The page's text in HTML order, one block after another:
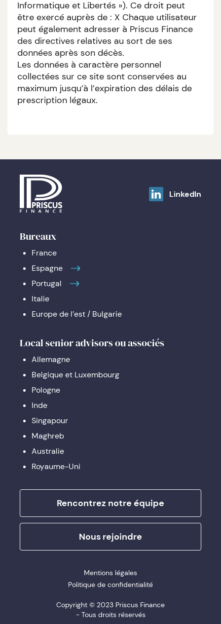
Informatique et Libertés »). Ce droit peut
être exercé auprès de : X Chaque utilisateur
peut également adresser à Priscus Finance
des directives relatives au sort de ses
données après son décès.
Les données à caractère personnel
collectées sur ce site sont conservées au
maximum jusqu’à l’expiration des délais de
prescription légaux.
LinkedIn
Bureaux
France
Espagne
Portugal
Italie
Europe de l’est / Bulgarie
Local senior advisors ou associés
Allemagne
Belgique et Luxembourg
Pologne
Inde
Singapour
Maghreb
Australie
Royaume-Uni
Rencontrez notre équipe
Nous rejoindre
Mentions légales
Politique de confidentialité
Copyright © 2023 Priscus Finance
- Tous droits réservés